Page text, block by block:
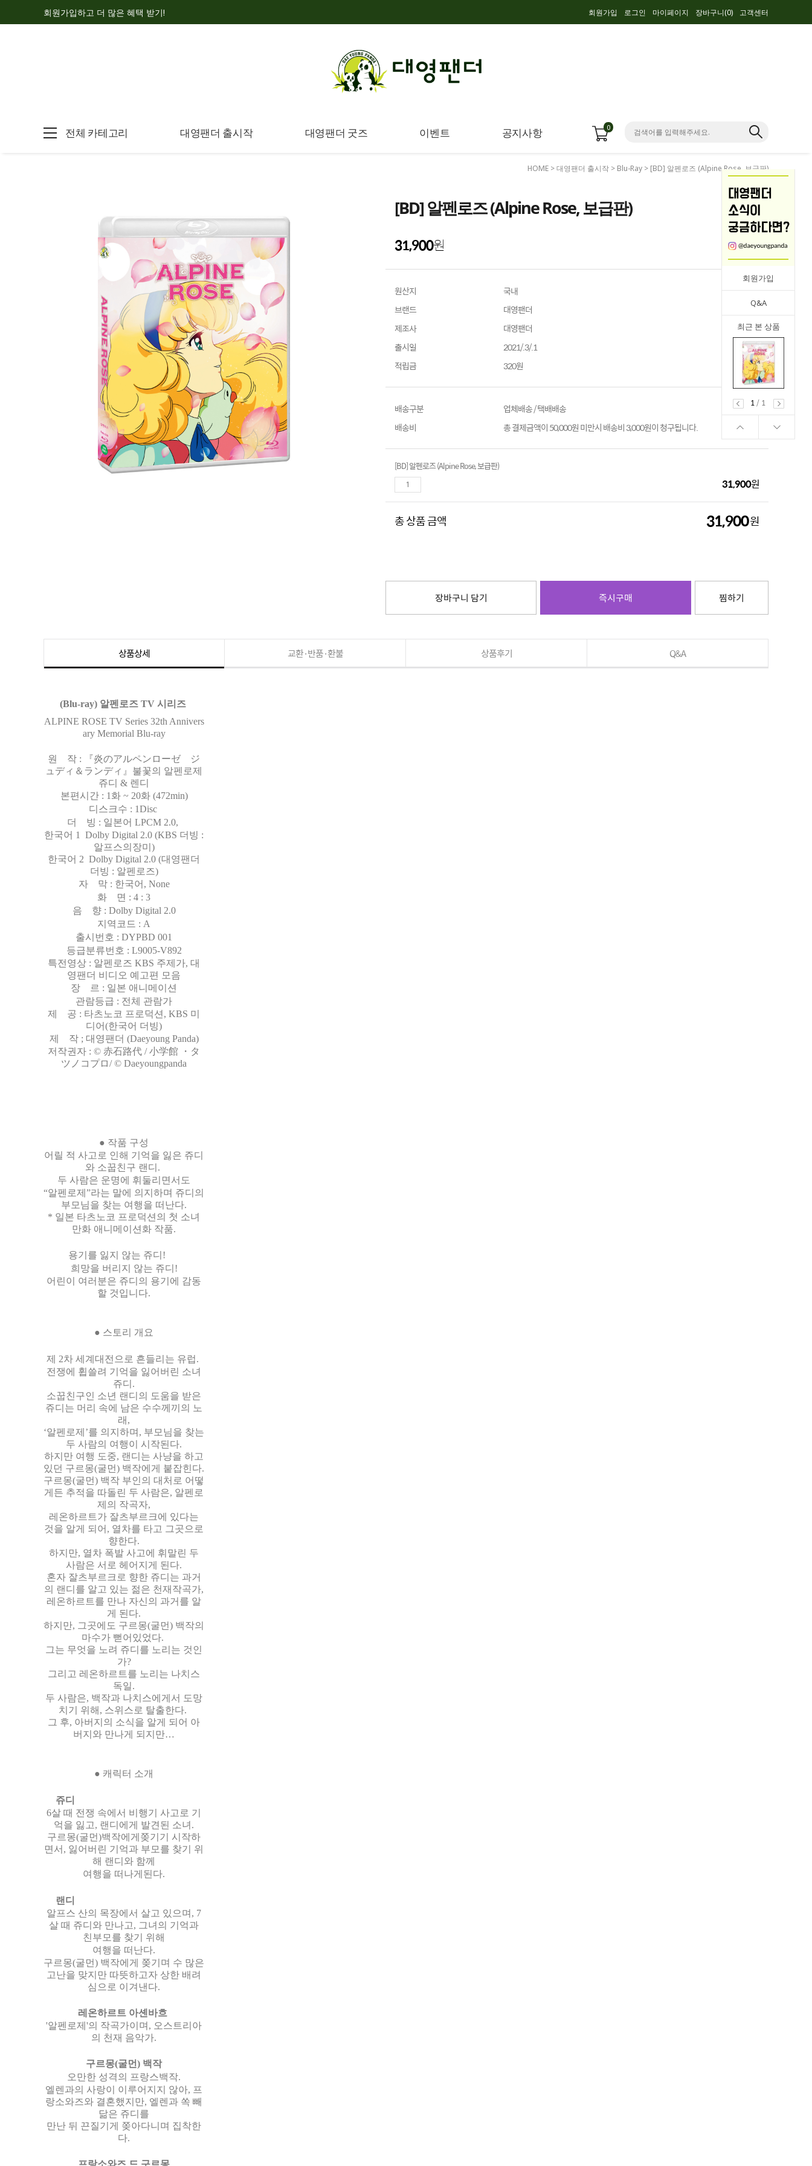
회원가입하고 더 많은 혜택 받기! 회원가입 로그인 마이페이지 장바구니(0) 고객센터
전체 카테고리 대영팬더 출시작 대영팬더 굿즈 이벤트 공지사항 0
회원가입
Q&A
최근 본 상품
1
/ 1
HOME >대영팬더 출시작 > Blu-Ray > [BD] 알펜로즈 (Alpine Rose, 보급판)
[BD] 알펜로즈 (Alpine Rose, 보급판)
31,900원
원산지
국내
브랜드
대영팬더
제조사
대영팬더
출시일
2021/.3/.1
적립금
320원
배송구분
업체배송 / 택배배송
배송비
총 결제금액이 50,000원 미만시 배송비 3,000원이 청구됩니다.
[BD] 알펜로즈 (Alpine Rose, 보급판)
31,900원
총 상품 금액 31,900원
장바구니 담기 즉시구매 찜하기
상품상세 교환·반품·환불 상품후기 Q&A
(Blu-ray) 알펜로즈 TV 시리즈
ALPINE ROSE TV Series 32th Annivers
ary Memorial Blu-ray
원
작 : 『炎のアルペンローゼ ジ
ュディ＆ランディ』불꽃의 알펜로제
쥬디 & 렌디
본편시간 : 1화 ~ 20화 (472min)
디스크수 : 1Disc
더
빙 : 일본어 LPCM 2.0,
한국어 1
Dolby Digital 2.0 (KBS 더빙 :
알프스의장미)
한국어 2 Dolby Digital 2.0 (대영팬더
더빙 : 알펜로즈)
자
막 : 한국어, None
화
면 : 4 : 3
음
향 : Dolby Digital 2.0
지역코드 : A
출시번호 : DYPBD 001
등급분류번호 : L9005-V892
특전영상 : 알펜로즈 KBS 주제가, 대
영팬더 비디오 예고편 모음
장
르 : 일본 애니메이션
관람등급 : 전체 관람가
제
공 : 타츠노코 프로덕션, KBS 미
디어(한국어 더빙)
제
작 ; 대영팬더 (Daeyoung Panda)
저작권자 : © 赤石路代 / 小学館 ・タ
ツノコプロ/ © Daeyoungpanda
● 작품 구성
어릴 적 사고로 인해 기억을 잃은 쥬디
와 소꿉친구 랜디.
두 사람은 운명에 휘둘리면서도
“알펜로제”라는 말에 의지하며 쥬디의
부모님을 찾는 여행을 떠난다.
* 일본 타츠노코 프로덕션의 첫 소녀
만화 애니메이션화 작품.
용기를 잃지 않는 쥬디!
희망을 버리지 않는 쥬디!
어린이 여러분은 쥬디의 용기에 감동
할 것입니다.
● 스토리 개요
제 2차 세계대전으로 흔들리는 유럽.
전쟁에 휩쓸려 기억을 잃어버린 소녀
쥬디.
소꿉친구인 소년 랜디의 도움을 받은
쥬디는 머리 속에 남은 수수께끼의 노
래,
‘알펜로제’를 의지하며, 부모님을 찾는
두 사람의 여행이 시작된다.
하지만 여행 도중, 랜디는 사냥을 하고
있던 구르몽(굴먼) 백작에게 붙잡힌다.
구르몽(굴먼) 백작 부인의 대처로 어떻
게든 추적을 따돌린 두 사람은, 알펜로
제의 작곡자,
레온하르트가 잘츠부르크에 있다는
것을 알게 되어, 열차를 타고 그곳으로
향한다.
하지만, 열차 폭발 사고에 휘말린 두
사람은 서로 헤어지게 된다.
혼자 잘츠부르크로 향한 쥬디는 과거
의 랜디를 알고 있는 젊은 천재작곡가,
레온하르트를 만나 자신의 과거를 알
게 된다.
하지만, 그곳에도 구르몽(굴먼) 백작의
마수가 뻗어있었다.
그는 무엇을 노려 쥬디를 노리는 것인
가?
그리고 레온하르트를 노리는 나치스
독일.
두 사람은, 백작과 나치스에게서 도망
치기 위해, 스위스로 탈출한다.
그 후, 아버지의 소식을 알게 되어 아
버지와 만나게 되지만…
● 캐릭터 소개
쥬디
6살 때 전쟁 속에서 비행기 사고로 기
억을 잃고, 랜디에게 발견된 소녀.
구르몽(굴먼)백작에게쫒기기 시작하
면서, 잃어버린 기억과 부모를 찾기 위
해 랜디와 함께
여행을 떠나게된다.
랜디
알프스 산의 목장에서 살고 있으며, 7
살 때 쥬디와 만나고, 그녀의 기억과
친부모를 찾기 위해
여행을 떠난다.
구르몽(굴먼) 백작에게 쫒기며 수 많은
고난을 맞지만 따뜻하고자 상한 배려
심으로 이겨낸다.
레온하르트 아셴바흐
'알펜로제'의 작곡가이며, 오스트리아
의 천재 음악가.
구르몽(굴먼) 백작
오만한 성격의 프랑스백작.
엘렌과의 사랑이 이루어지지 않아, 프
랑소와즈와 결혼했지만, 엘렌과 쏙 빼
닮은 쥬디를
만난 뒤 끈질기게 쫒아다니며 집착한
다.
프랑소와즈 드 구르몽